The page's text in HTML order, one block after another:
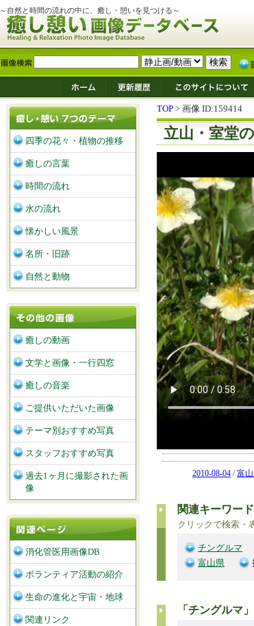
～自然と時間の流れの中に、癒し・憩いを見つける～
TOP > 画像 ID:159414
立山・室堂
2010-08-04 /富
関連キーワード
クリックで検索・
チングルマ
富山県
「チングルマ
四季の花々・植物の推移
癒しの言葉
時間の流れ
水の流れ
懐かしい風景
名所・旧跡
自然と動物
癒しの動画
文学と画像・一行四窓
癒しの音楽
ご提供いただいた画像
テーマ別おすすめ写真
スタッフおすすめ写真
過去1ヶ月に撮影された画
像
消化管医用画像DB
ボランティア活動の紹介
生命の進化と宇宙・地球
関連リンク